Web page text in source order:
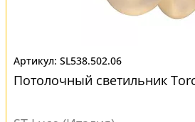
SL538.502.06
Потолочный светильник